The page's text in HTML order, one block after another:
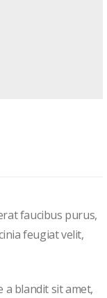
faucibus purus,
feugiat velit,
a blandit sit amet,